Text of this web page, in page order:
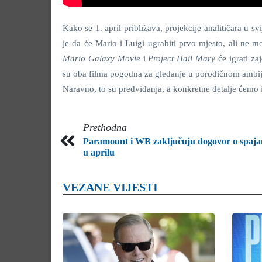
Kako se 1. april približava, projekcije analitičara u
je da će Mario i Luigi ugrabiti prvo mjesto, ali ne
Mario Galaxy Movie i Project Hail Mary će igrati
su oba filma pogodna za gledanje u porodičnom
Naravno, to su predviđanja, a konkretne detalje
Prethodna
Paramount i WB zaključuju dogovor o
u aprilu
VEZANE VIJESTI